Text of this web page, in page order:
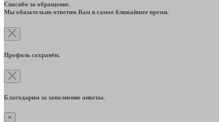
Спасибо за обращение.
Мы обязательно ответим Вам в самое ближайшее время.
Профиль сохранён.
Благодарим за заполнение анкеты.
×